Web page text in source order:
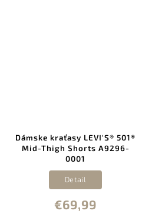
Dámske kraťasy LEVI'S® 501®
Mid-Thigh Shorts A9296-
0001
€69,99
Detail